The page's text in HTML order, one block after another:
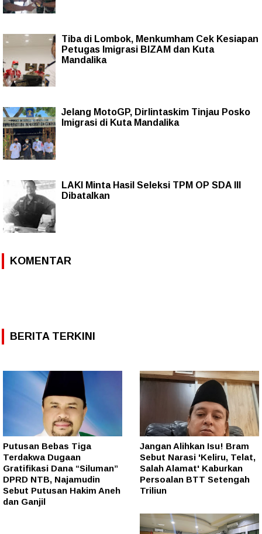
Tiba di Lombok, Menkumham Cek Kesiapan
Petugas Imigrasi BIZAM dan Kuta
Mandalika
Jelang MotoGP, Dirlintaskim Tinjau Posko
Imigrasi di Kuta Mandalika
LAKI Minta Hasil Seleksi TPM OP SDA III
Dibatalkan
KOMENTAR
BERITA TERKINI
Putusan Bebas Tiga
Terdakwa Dugaan
Gratifikasi Dana “Siluman”
DPRD NTB, Najamudin
Sebut Putusan Hakim Aneh
dan Ganjil
Jangan Alihkan Isu! Bram
Sebut Narasi 'Keliru, Telat,
Salah Alamat' Kaburkan
Persoalan BTT Setengah
Triliun